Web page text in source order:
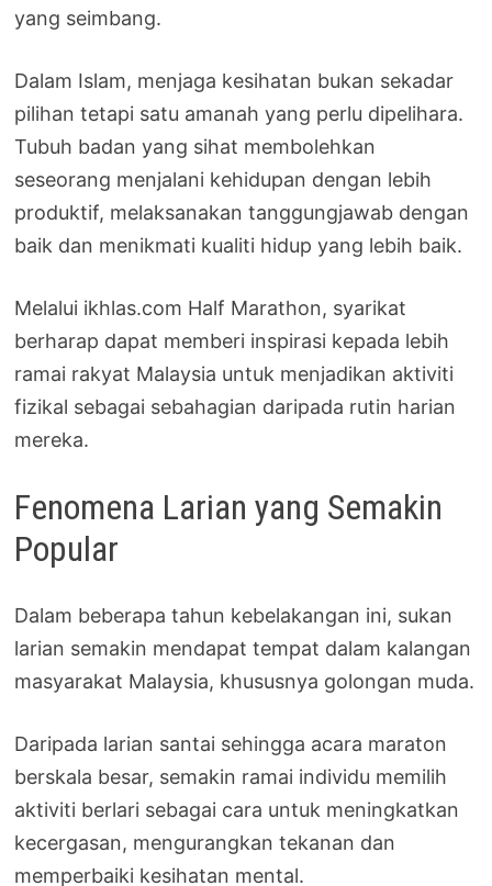
yang seimbang.
Dalam Islam, menjaga kesihatan bukan sekadar
pilihan tetapi satu amanah yang perlu dipelihara.
Tubuh badan yang sihat membolehkan
seseorang menjalani kehidupan dengan lebih
produktif, melaksanakan tanggungjawab dengan
baik dan menikmati kualiti hidup yang lebih baik.
Melalui ikhlas.com Half Marathon, syarikat
berharap dapat memberi inspirasi kepada lebih
ramai rakyat Malaysia untuk menjadikan aktiviti
fizikal sebagai sebahagian daripada rutin harian
mereka.
Fenomena Larian yang Semakin
Popular
Dalam beberapa tahun kebelakangan ini, sukan
larian semakin mendapat tempat dalam kalangan
masyarakat Malaysia, khususnya golongan muda.
Daripada larian santai sehingga acara maraton
berskala besar, semakin ramai individu memilih
aktiviti berlari sebagai cara untuk meningkatkan
kecergasan, mengurangkan tekanan dan
memperbaiki kesihatan mental.